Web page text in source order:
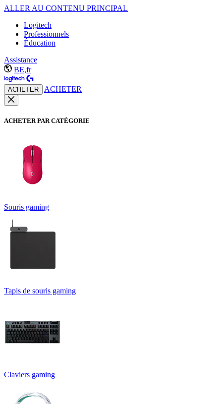
ALLER AU CONTENU PRINCIPAL
Logitech
Professionnels
Éducation
Assistance
BE,fr
ACHETER ACHETER
ACHETER PAR CATÉGORIE
Souris gaming
Tapis de souris gaming
Claviers gaming